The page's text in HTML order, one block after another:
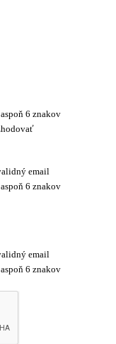
6 znakov
email
6 znakov
email
6 znakov